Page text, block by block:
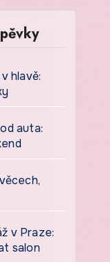
hlavě:
auta:
v Praze:
salon